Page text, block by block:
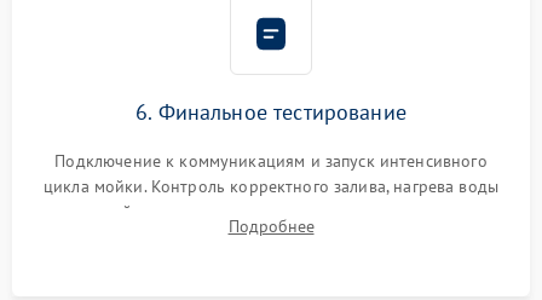
6. Финальное тестирование
Подключение к коммуникациям и запуск интенсивного
цикла мойки. Контроль корректного залива, нагрева воды
до нужной температуры, отсутствия посторонних шумов,
штатного слива и абсолютной сухости в поддоне.
Подробнее